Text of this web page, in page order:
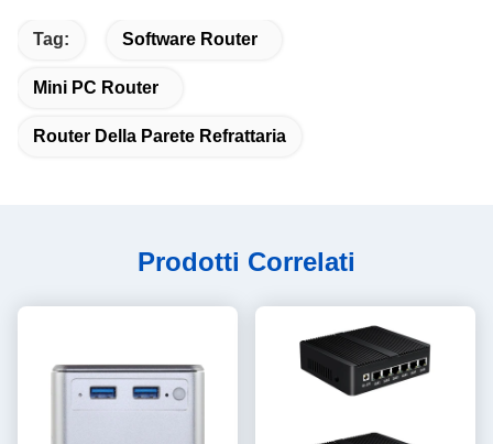
Tag: Software Router
Mini PC Router
Router Della Parete Refrattaria
Prodotti Correlati